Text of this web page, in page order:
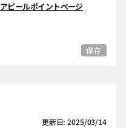
アピールポイントページ
保存
更新日: 2025/03/14